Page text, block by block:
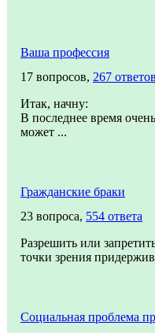
Ваша профессия
17 вопросов, 267 ответов
Итак, начну:
В последнее время
может ...
Гражданские браки
23 вопроса, 554 ответа
Разрешить или
точки зрения
Социальная проблема